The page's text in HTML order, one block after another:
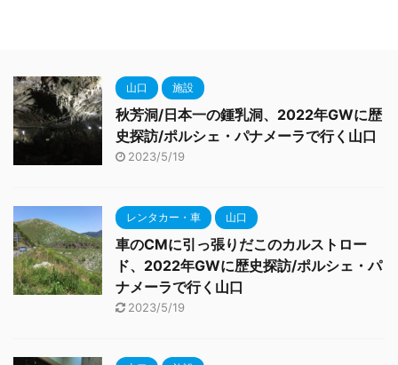
山口 施設
秋芳洞/日本一の鍾乳洞、2022年GWに歴
史探訪/ポルシェ・パナメーラで行く山口
2023/5/19
レンタカー・車 山口
車のCMに引っ張りだこのカルストロー
ド、2022年GWに歴史探訪/ポルシェ・パ
ナメーラで行く山口
2023/5/19